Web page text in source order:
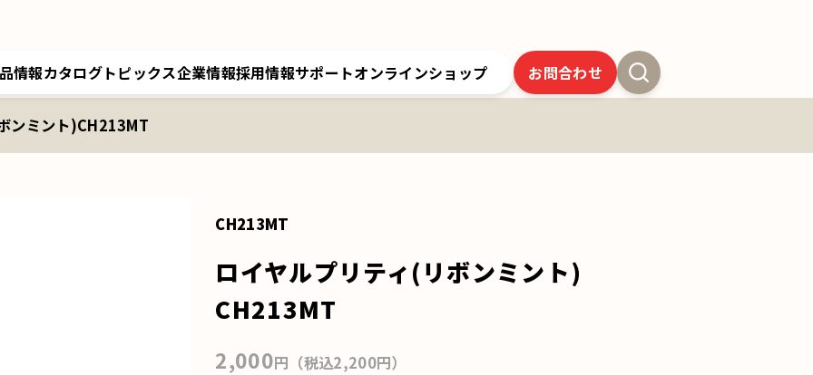
情報カタログトピックス企業情報採用情報サポートオンラインショップ お問合わせ
ンミント)CH213MT
CH213MT
ロイヤルプリティ(リボンミント)
CH213MT
2,000円（税込2,200円）